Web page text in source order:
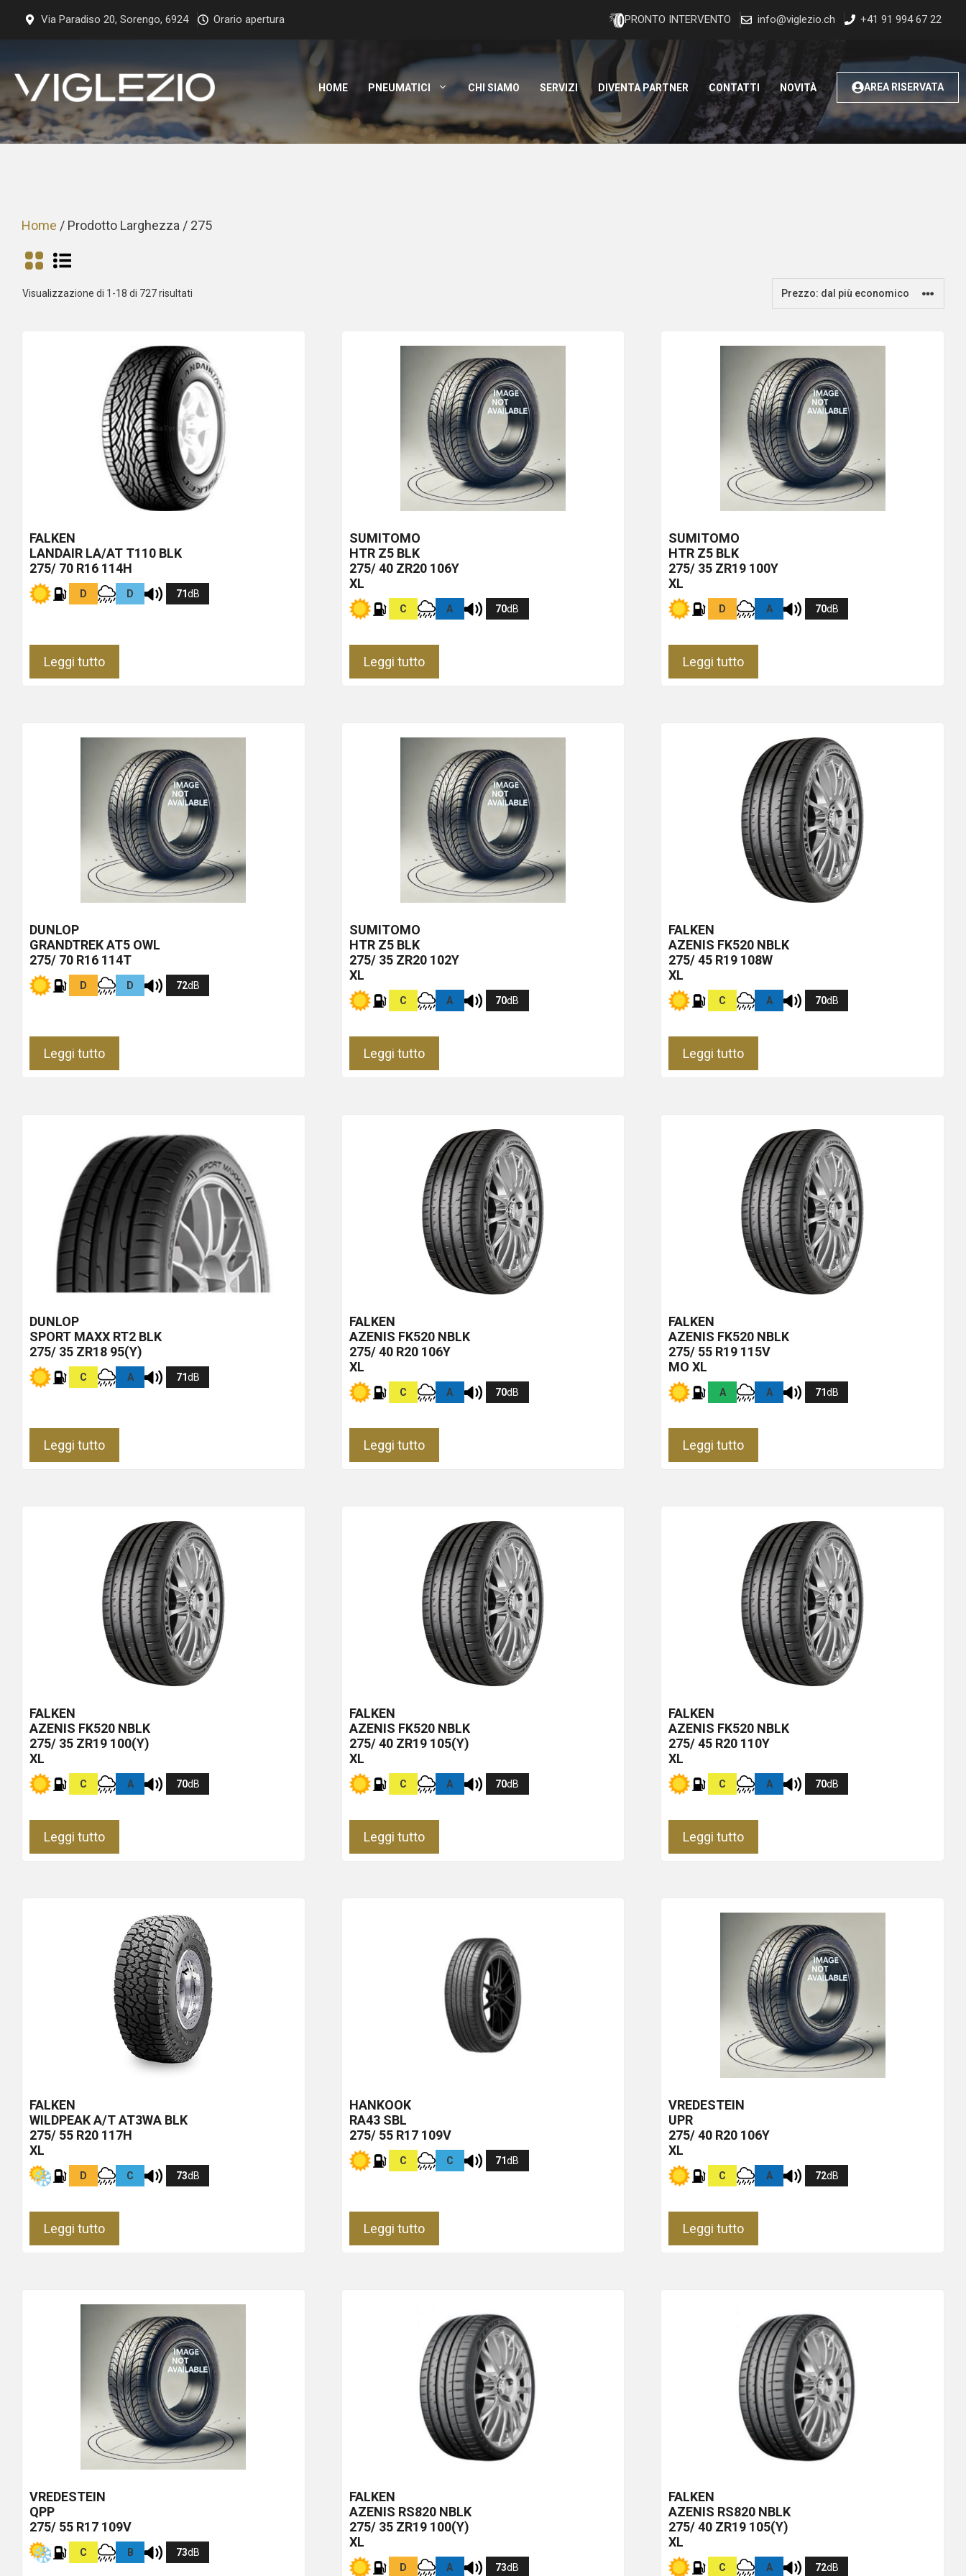
Via Paradiso 20, Sorengo, 6924 Orario apertura PRONTO INTERVENTO info@viglezio.ch +41 91 994 67 22
HOME PNEUMATICI CHI SIAMO SERVIZI DIVENTA PARTNER CONTATTI NOVITÀ AREA RISERVATA
Home / Prodotto Larghezza / 275
Visualizzazione di 1-18 di 727 risultati
FALKEN
LANDAIR LA/AT T110 BLK
275/ 70 R16 114H
D D 71dB
Leggi tutto
SUMITOMO
HTR Z5 BLK
275/ 40 ZR20 106Y
XL
C A 70dB
Leggi tutto
SUMITOMO
HTR Z5 BLK
275/ 35 ZR19 100Y
XL
D A 70dB
Leggi tutto
DUNLOP
GRANDTREK AT5 OWL
275/ 70 R16 114T
D D 72dB
Leggi tutto
SUMITOMO
HTR Z5 BLK
275/ 35 ZR20 102Y
XL
C A 70dB
Leggi tutto
FALKEN
AZENIS FK520 NBLK
275/ 45 R19 108W
XL
C A 70dB
Leggi tutto
DUNLOP
SPORT MAXX RT2 BLK
275/ 35 ZR18 95(Y)
C A 71dB
Leggi tutto
FALKEN
AZENIS FK520 NBLK
275/ 40 R20 106Y
XL
C A 70dB
Leggi tutto
FALKEN
AZENIS FK520 NBLK
275/ 55 R19 115V
MO XL
A A 71dB
Leggi tutto
FALKEN
AZENIS FK520 NBLK
275/ 35 ZR19 100(Y)
XL
C A 70dB
Leggi tutto
FALKEN
AZENIS FK520 NBLK
275/ 40 ZR19 105(Y)
XL
C A 70dB
Leggi tutto
FALKEN
AZENIS FK520 NBLK
275/ 45 R20 110Y
XL
C A 70dB
Leggi tutto
FALKEN
WILDPEAK A/T AT3WA BLK
275/ 55 R20 117H
XL
D C 73dB
Leggi tutto
HANKOOK
RA43 SBL
275/ 55 R17 109V
C C 71dB
Leggi tutto
VREDESTEIN
UPR
275/ 40 R20 106Y
XL
C A 72dB
Leggi tutto
VREDESTEIN
QPP
275/ 55 R17 109V
C B 73dB
FALKEN
AZENIS RS820 NBLK
275/ 35 ZR19 100(Y)
XL
D A 73dB
FALKEN
AZENIS RS820 NBLK
275/ 40 ZR19 105(Y)
XL
C A 72dB